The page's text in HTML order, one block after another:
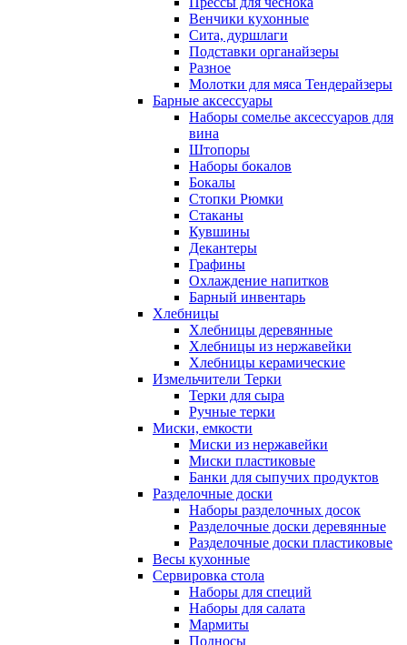
Венчики кухонные
Сита, дуршлаги
Подставки органайзеры
Разное
Молотки для мяса Тендерайзеры
Барные аксессуары
Наборы сомелье аксессуаров для
вина
Штопоры
Наборы бокалов
Бокалы
Стопки Рюмки
Стаканы
Кувшины
Декантеры
Графины
Охлаждение напитков
Барный инвентарь
Хлебницы
Хлебницы деревянные
Хлебницы из нержавейки
Хлебницы керамические
Измельчители Терки
Терки для сыра
Ручные терки
Миски, емкости
Миски из нержавейки
Миски пластиковые
Банки для сыпучих продуктов
Разделочные доски
Наборы разделочных досок
Разделочные доски деревянные
Разделочные доски пластиковые
Весы кухонные
Сервировка стола
Наборы для специй
Наборы для салата
Мармиты
Подносы